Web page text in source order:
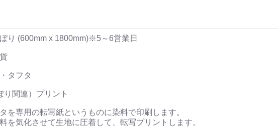
り (600mm x 1800mm)※5～6営業日
タフタ
り関連）プリント
を専用の転写紙というものに染料で印刷します。
を気化させて生地に圧着して、転写プリントします。